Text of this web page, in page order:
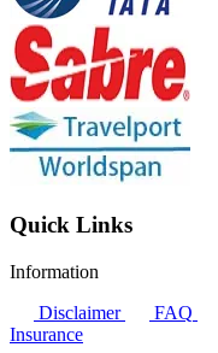
Quick Links
Information
Disclaimer
FAQ
Insurance